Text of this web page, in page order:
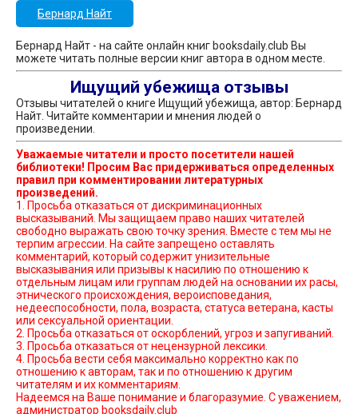
Бернард Найт
Бернард Найт - на сайте онлайн книг booksdaily.club Вы
можете читать полные версии книг автора в одном месте.
Ищущий убежища отзывы
Отзывы читателей о книге Ищущий убежища, автор: Бернард
Найт. Читайте комментарии и мнения людей о
произведении.
Уважаемые читатели и просто посетители нашей
библиотеки! Просим Вас придерживаться определенных
правил при комментировании литературных
произведений.
1. Просьба отказаться от дискриминационных
высказываний. Мы защищаем право наших читателей
свободно выражать свою точку зрения. Вместе с тем мы не
терпим агрессии. На сайте запрещено оставлять
комментарий, который содержит унизительные
высказывания или призывы к насилию по отношению к
отдельным лицам или группам людей на основании их расы,
этнического происхождения, вероисповедания,
недееспособности, пола, возраста, статуса ветерана, касты
или сексуальной ориентации.
2. Просьба отказаться от оскорблений, угроз и запугиваний.
3. Просьба отказаться от нецензурной лексики.
4. Просьба вести себя максимально корректно как по
отношению к авторам, так и по отношению к другим
читателям и их комментариям.
Надеемся на Ваше понимание и благоразумие. С уважением,
администратор booksdaily.club